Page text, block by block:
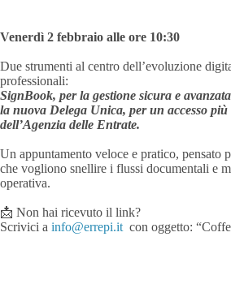
Venerdì 2 febbraio alle ore 10:30
Due strumenti al centro dell’evoluzione
professionali:
SignBook, per la gestione sicura e
la nuova Delega Unica, per un accesso più
dell’Agenzia delle Entrate.
Un appuntamento veloce e pratico, pensato
che vogliono snellire i flussi documentali e
operativa.
📩 Non hai ricevuto il link?
Scrivici a info@errepi.it con oggetto: